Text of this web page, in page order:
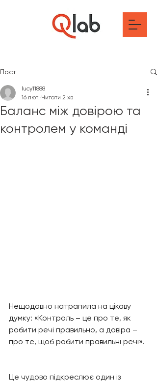
Пост
Баланс між довірою та
контролем у команді
lucy11888
16 лют. Читати 2 хв
Нещодавно натрапила на цікаву
думку: «Контроль – це про те, як
робити речі правильно, а довіра –
про те, щоб робити правильні речі».
Це чудово підкреслює один із